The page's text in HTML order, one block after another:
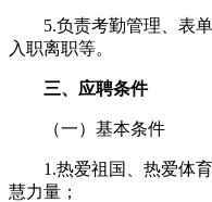
5.负责考勤管理、表单
入职离职等。
三、应聘条件
（一）基本条件
1.热爱祖国、热爱体育
慧力量；